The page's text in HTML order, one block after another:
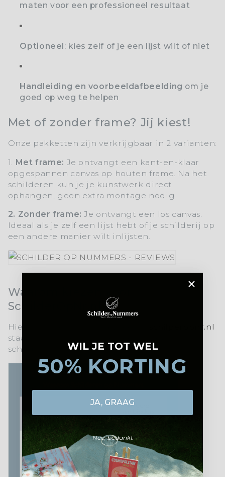
maten voor een professioneel resultaat
Optioneel: kies zelf of je een lijst wilt of niet
Handleiding en voorbeeldafbeelding om je
goed op weg te helpen
Met of zonder frame? Jij kiest!
Onze pakketten zijn verkrijgbaar in 2 varianten:
1. Met frame: Je ontvangt een kant-en-klaar
opgespannen canvas op houten frame. Na het
schilderen kun je je kunstwerk direct
ophangen, geen extra montage nodig
2. Zonder frame: Je ontvangt een los canvas.
Ideaal als je zelf een lijst hebt of je schilderij op
een andere manier wilt inlijsten.
Waarom kiezen voor
SchilderOpNr.nl?
Hier is een korte uitleg waarom
schilperopnr.nl
staat voor topkwaliteit en een unieke
schilderervaring:WIL JE TOT WEL
50% KORTING
JA, GRAAG
Nee, bedankt